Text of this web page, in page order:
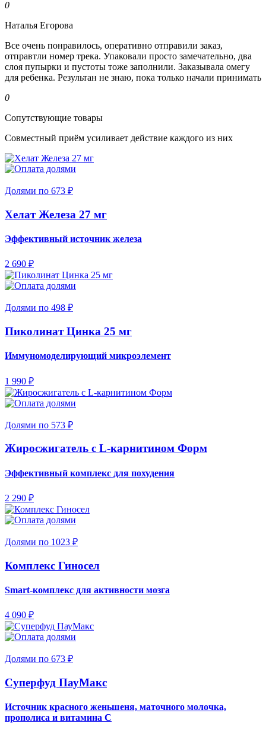
0
Наталья Егорова
Все очень понравилось, оперативно отправили заказ,
отправтли номер трека. Упаковали просто замечательно, два
слоя пупырки и пустоты тоже заполнили. Заказывала омегу
для ребенка. Результан не знаю, пока только начали принимать
0
Сопутствующие товары
Совместный приём усиливает действие каждого из них
Долями по 673 ₽
Хелат Железа 27 мг
Эффективный источник железа
2 690 ₽
Долями по 498 ₽
Пиколинат Цинка 25 мг
Иммуномоделирующий микроэлемент
1 990 ₽
Долями по 573 ₽
Жиросжигатель с L-карнитином Форм
Эффективный комплекс для похудения
2 290 ₽
Долями по 1023 ₽
Комплекс Гиносел
Smart-комплекс для активности мозга
4 090 ₽
Долями по 673 ₽
Суперфуд ПауМакс
Источник красного женьшеня, маточного молочка,
прополиса и витамина С